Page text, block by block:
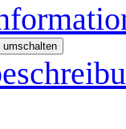
umschalten